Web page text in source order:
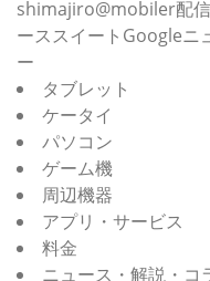
shimajiro@mobiler配
ーススイートGoogleニ
ー
タブレット
ケータイ
パソコン
ゲーム機
周辺機器
アプリ・サービス
料金
ニュース・解説・コ